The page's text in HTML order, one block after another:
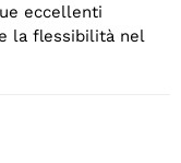
eccellenti
la flessibilità nel